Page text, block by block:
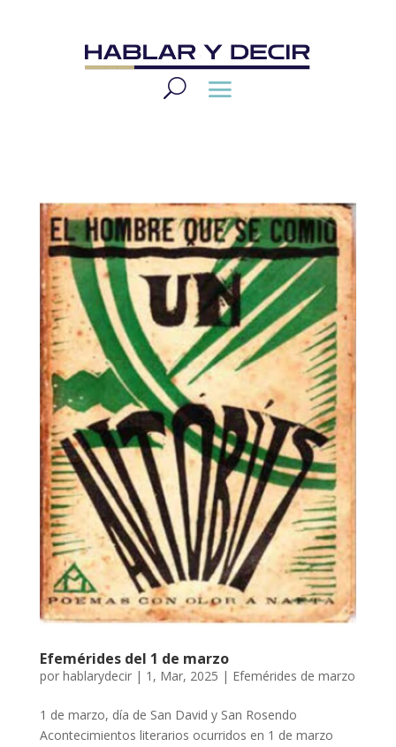
Efemérides del 1 de marzo
por hablarydecir| 1, Mar, 2025 | Efemérides de marzo
1 de marzo, día de San David y San Rosendo
Acontecimientos literarios ocurridos en 1 de marzo